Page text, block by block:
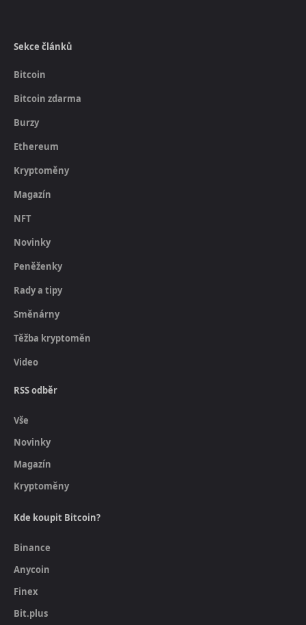
Sekce článků
Bitcoin
Bitcoin zdarma
Burzy
Ethereum
Kryptoměny
Magazín
NFT
Novinky
Peněženky
Rady a tipy
Směnárny
Těžba kryptoměn
Video
RSS odběr
Vše
Novinky
Magazín
Kryptoměny
Kde koupit Bitcoin?
Binance
Anycoin
Finex
Bit.plus